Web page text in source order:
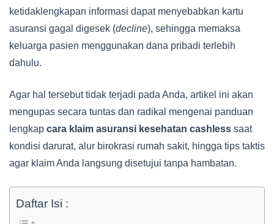
ketidaklengkapan informasi dapat menyebabkan kartu
asuransi gagal digesek (decline), sehingga memaksa
keluarga pasien menggunakan dana pribadi terlebih
dahulu.
Agar hal tersebut tidak terjadi pada Anda, artikel ini akan
mengupas secara tuntas dan radikal mengenai panduan
lengkap cara klaim asuransi kesehatan cashless saat
kondisi darurat, alur birokrasi rumah sakit, hingga tips taktis
agar klaim Anda langsung disetujui tanpa hambatan.
Daftar Isi :